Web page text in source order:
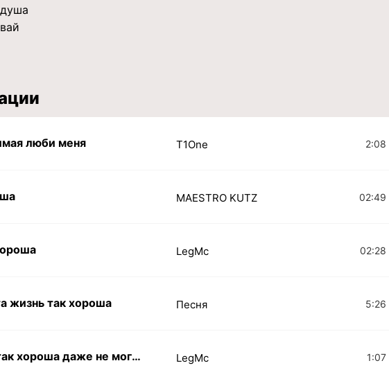
люби меня T1One 2:08
MAESTRO KUTZ 02:49
LegMc 02:28
жизнь так хороша Песня 5:26
Она так хороша даже не могу дышать LegMc 1:07